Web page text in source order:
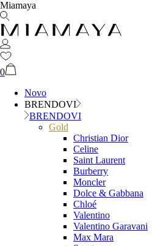
Miamaya
0
Novo
BRENDOVI
BRENDOVI
Gold
Christian Dior
Celine
Saint Laurent
Burberry
Moncler
Dolce & Gabbana
Chloé
Valentino
Valentino Garavani
Max Mara